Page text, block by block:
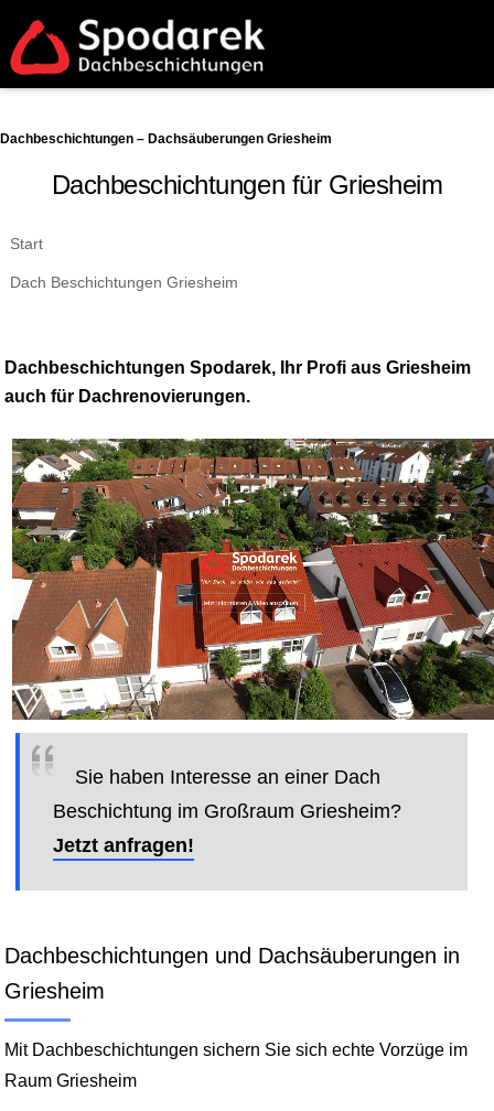
Dachbeschichtungen – Dachsäuberungen Griesheim
Dachbeschichtungen für Griesheim
Start
Dach Beschichtungen Griesheim
Dachbeschichtungen Spodarek, Ihr Profi aus Griesheim
auch für Dachrenovierungen.
Sie haben Interesse an einer Dach
Beschichtung im Großraum Griesheim?
Jetzt anfragen!
Dachbeschichtungen und Dachsäuberungen in
Griesheim
Mit Dachbeschichtungen sichern Sie sich echte Vorzüge im
Raum Griesheim